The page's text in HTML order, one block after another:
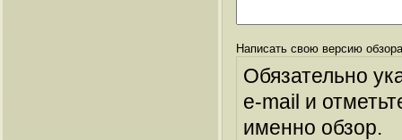
Написать свою версию
Обязательно
e-mail и
именно обзор.